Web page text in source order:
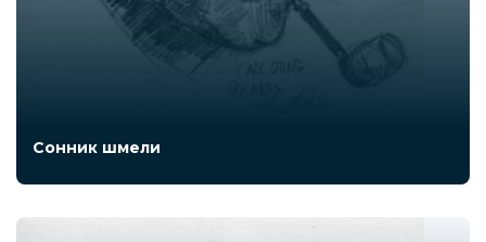
Сонник шмели